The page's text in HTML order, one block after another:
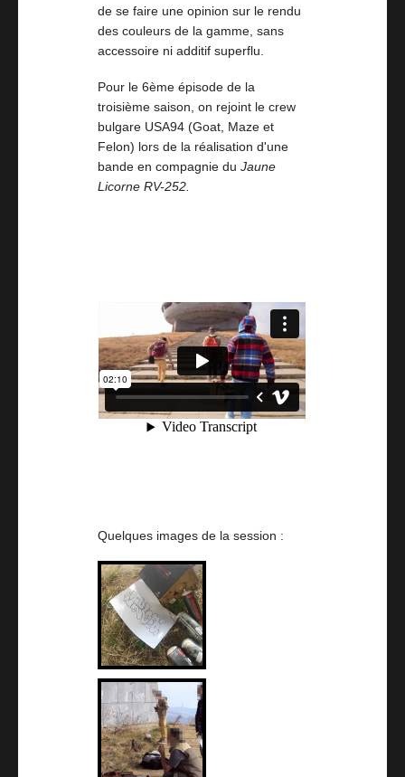
de se faire une opinion sur le rendu
des couleurs de la gamme, sans
accessoire ni additif superflu.
Pour le 6ème épisode de la
troisième saison, on rejoint le crew
bulgare USA94 (Goat, Maze et
Felon) lors de la réalisation d'une
bande en compagnie duJaune
Licorne RV-252.
Quelques images de la session :